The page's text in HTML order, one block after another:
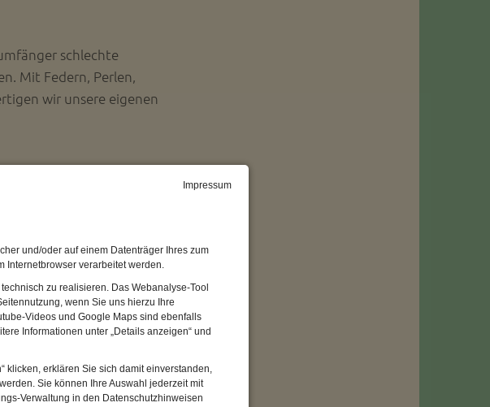
Impressum
und/oder auf einem Datenträger Ihres zum
Internetbrowser verarbeitet werden.
zu realisieren. Das Webanalyse-Tool
wenn Sie uns hierzu Ihre
Videos und Google Maps sind ebenfalls
Informationen unter „Details anzeigen“ und
klicken, erklären Sie sich damit einverstanden,
Sie können Ihre Auswahl jederzeit mit
Verwaltung in den Datenschutzhinweisen
schlechte
Mit Federn, Perlen,
wir unsere eigenen
im Kulturzentrum in der
Teilnahme kostenfrei